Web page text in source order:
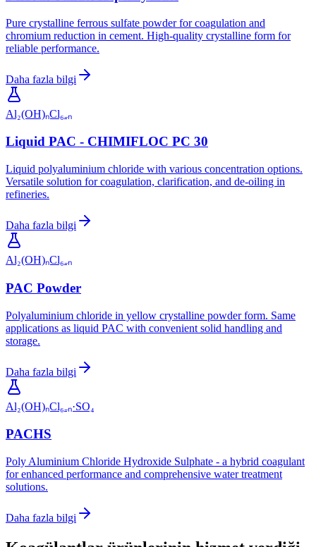
Pure crystalline ferrous sulfate powder for coagulation and
chromium reduction in cement. High-quality crystalline form for
reliable performance.
Daha fazla bilgi
Al₂(OH)ₙCl₆₋ₙ
Liquid PAC - CHIMIFLOC PC 30
Liquid polyaluminium chloride with various concentration options.
Versatile solution for coagulation, clarification, and de-oiling in
refineries.
Daha fazla bilgi
Al₂(OH)ₙCl₆₋ₙ
PAC Powder
Polyaluminium chloride in yellow crystalline powder form. Same
applications as liquid PAC with convenient solid handling and
storage.
Daha fazla bilgi
Al₂(OH)ₙCl₆₋ₙ·SO₄
PACHS
Poly Aluminium Chloride Hydroxide Sulphate - a hybrid coagulant
for enhanced performance and comprehensive water treatment
solutions.
Daha fazla bilgi